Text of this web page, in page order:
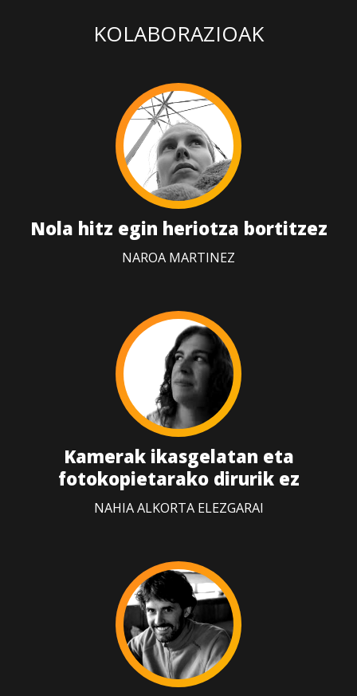
KOLABORAZIOAK
Nola hitz egin heriotza bortitzez
NAROA MARTINEZ
Kamerak ikasgelatan eta
fotokopietarako dirurik ez
NAHIA ALKORTA ELEZGARAI